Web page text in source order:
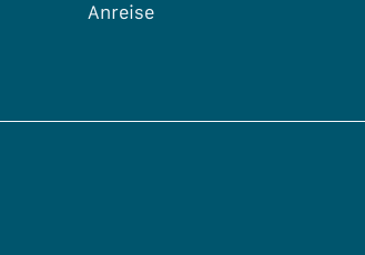
Anreise